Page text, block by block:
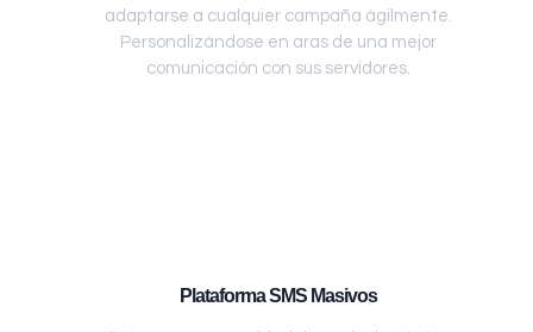
adaptarse a cualquier campaña ágilmente.
Personalizándose en aras de una mejor
comunicación con sus servidores.
Plataforma SMS Masivos